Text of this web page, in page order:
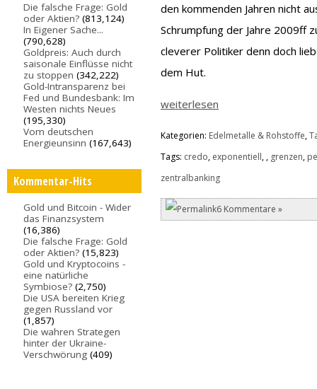
Die falsche Frage: Gold
oder Aktien? (813,124)
In Eigener Sache...
(790,628)
Goldpreis: Auch durch
saisonale Einflüsse nicht
zu stoppen (342,222)
Gold-Intransparenz bei
Fed und Bundesbank: Im
Westen nichts Neues
(195,330)
Vom deutschen
Energieunsinn (167,643)
Kommentar-Hits
Gold und Bitcoin - Wider
das Finanzsystem
(16,386)
Die falsche Frage: Gold
oder Aktien? (15,823)
Gold und Kryptocoins -
eine natürliche
Symbiose? (2,750)
Die USA bereiten Krieg
gegen Russland vor
(1,857)
Die wahren Strategen
hinter der Ukraine-
Verschwörung (409)
den kommenden Jahren nicht
Schrumpfung der Jahre 2009ff
cleverer Politiker denn doch
dem Hut.
weiterlesen
Kategorien: Edelmetalle & Rohstoffe,
Tags: credo, exponentiell, , grenzen,
zentralbanking
6 Kommentare »